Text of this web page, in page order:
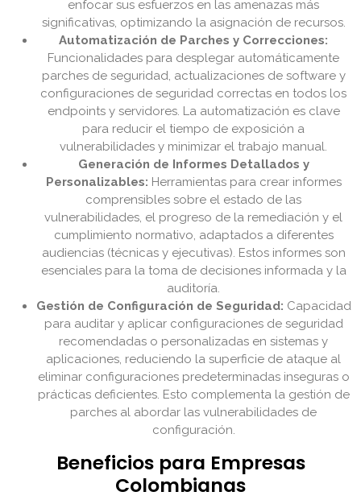
enfocar sus esfuerzos en las amenazas más
significativas, optimizando la asignación de recursos.
Automatización de Parches y Correcciones:
Funcionalidades para desplegar automáticamente
parches de seguridad, actualizaciones de software y
configuraciones de seguridad correctas en todos los
endpoints y servidores. La automatización es clave
para reducir el tiempo de exposición a
vulnerabilidades y minimizar el trabajo manual.
Generación de Informes Detallados y
Personalizables: Herramientas para crear informes
comprensibles sobre el estado de las
vulnerabilidades, el progreso de la remediación y el
cumplimiento normativo, adaptados a diferentes
audiencias (técnicas y ejecutivas). Estos informes son
esenciales para la toma de decisiones informada y la
auditoría.
Gestión de Configuración de Seguridad: Capacidad
para auditar y aplicar configuraciones de seguridad
recomendadas o personalizadas en sistemas y
aplicaciones, reduciendo la superficie de ataque al
eliminar configuraciones predeterminadas inseguras o
prácticas deficientes. Esto complementa la gestión de
parches al abordar las vulnerabilidades de
configuración.
Beneficios para Empresas
Colombianas